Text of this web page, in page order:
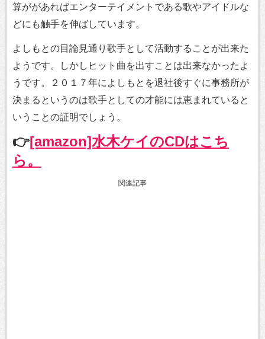
算ががあればエンターテイメントである歌やアイドルな
どにも触手を伸ばしています。
よしもとの目論見通り歌手として活動することが出来た
ようです。しかしヒット曲を出すことは出来なかったよ
うです。２０１７年によしもとを退社後すぐに事務所が
決まるというのは歌手としての才能には恵まれていると
いうことの証明でしょう。
👉[amazon]水木ケイのCDはこち
ら。
関連記事